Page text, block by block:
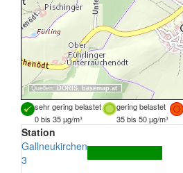
Quellen: DORIS, basemap.at
sehr gering belastet gering belastet
0 bis 35 µg/m³
35 bis 50 µg/m³
Station
Gallneukirchen
3